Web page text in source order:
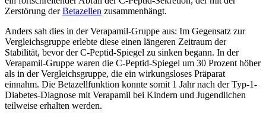
Zerstörung derBetazellen zusammenhängt.
Anders sah dies in der Verapamil-Gruppe aus: Im Gegensatz zur
Vergleichsgruppe erlebte diese einen längeren Zeitraum der
Stabilität, bevor der C-Peptid-Spiegel zu sinken begann. In der
Verapamil-Gruppe waren die C-Peptid-Spiegel um 30 Prozent höher
als in der Vergleichsgruppe, die ein wirkungsloses Präparat
einnahm. Die Betazellfunktion konnte somit 1 Jahr nach der Typ-1-
Diabetes-Diagnose mit Verapamil bei Kindern und Jugendlichen
teilweise erhalten werden.